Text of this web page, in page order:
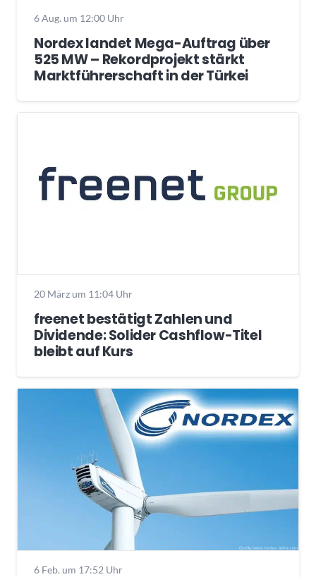
6 Aug. um 12:00 Uhr
Nordex landet Mega-Auftrag über
525 MW – Rekordprojekt stärkt
Marktführerschaft in der Türkei
20 März um 11:04 Uhr
freenet bestätigt Zahlen und
Dividende: Solider Cashflow-Titel
bleibt auf Kurs
6 Feb. um 17:52 Uhr